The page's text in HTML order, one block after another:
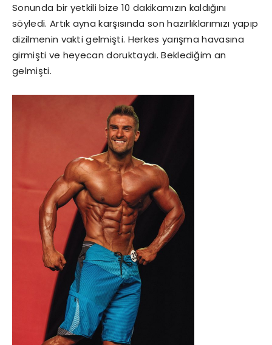
Sonunda bir yetkili bize 10 dakikamızın kaldığını
söyledi. Artık ayna karşısında son hazırlıklarımızı yapıp
dizilmenin vakti gelmişti. Herkes yarışma havasına
girmişti ve heyecan doruktaydı. Beklediğim an
gelmişti.